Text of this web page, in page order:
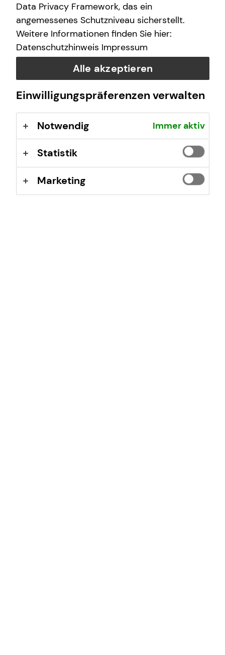
erarbeiten wir passende Lösungen, die so individuell sind
wie du. Zusammen sind wir teamzukunft.
Individuelle Arbeitskraftabsicherung, betriebliche
Altersvorsorge, Investment, private Krankenversicherung,
Immobilienfinanzierung und Kapitalanlageimmobilien –
für jeden Beratungsbereich stehen dir hochqualifizierte
Spezialistinnen und Spezialisten zur Verfügung.
Bitte akzeptieren Sie Marketing Cookies, damit
Sie das Video anschauen können.
Cookie-Einstellungen öffnen
Data Privacy Framework, das ein
angemessenes Schutzniveau sicherstellt.
Weitere Informationen finden Sie hier:
Datenschutzhinweis Impressum
Alle akzeptieren
Einwilligungspräferenzen verwalten
Notwendig Immer aktiv
Statistik
Marketing